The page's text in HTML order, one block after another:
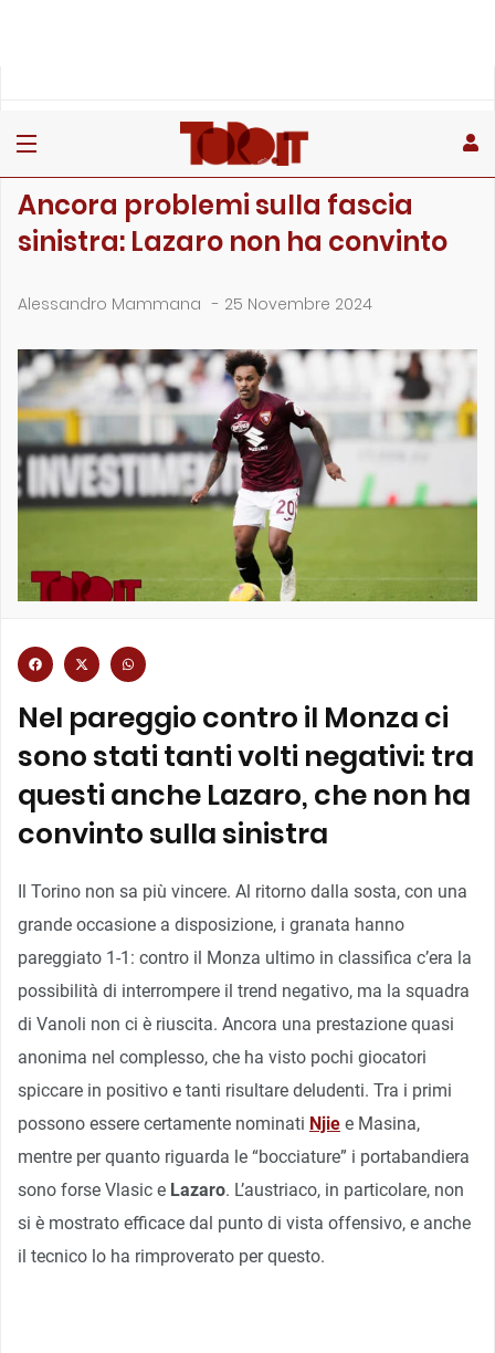
Ancora problemi sulla fascia
sinistra: Lazaro non ha convinto
Alessandro Mammana - 25 Novembre 2024
Nel pareggio contro il Monza ci
sono stati tanti volti negativi: tra
questi anche Lazaro, che non ha
convinto sulla sinistra
Il Torino non sa più vincere. Al ritorno dalla sosta, con una
grande occasione a disposizione, i granata hanno
pareggiato 1-1: contro il Monza ultimo in classifica c’era la
possibilità di interrompere il trend negativo, ma la squadra
di Vanoli non ci è riuscita. Ancora una prestazione quasi
anonima nel complesso, che ha visto pochi giocatori
spiccare in positivo e tanti risultare deludenti. Tra i primi
possono essere certamente nominati Njie e Masina,
mentre per quanto riguarda le “bocciature” i portabandiera
sono forse Vlasic e Lazaro. L’austriaco, in particolare, non
si è mostrato efficace dal punto di vista offensivo, e anche
il tecnico lo ha rimproverato per questo.